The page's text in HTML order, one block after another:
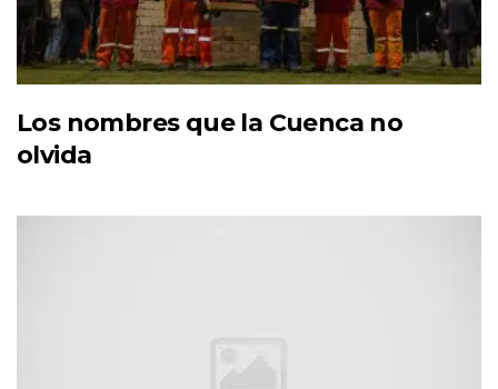
Los nombres que la Cuenca no
olvida